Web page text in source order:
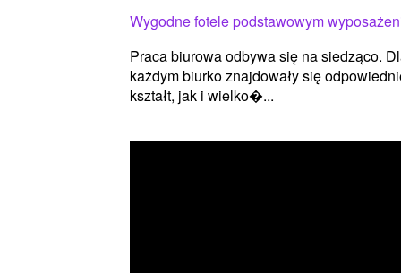
Wygodne fotele podstawowym
Praca biurowa odbywa się na siedząco.
każdym biurko znajdowały się
kształt, jak i wielko�...